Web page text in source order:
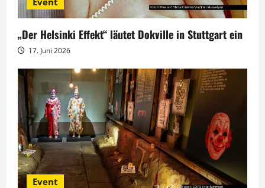
i
g
a
t
i
o
n
„Der Helsinki Effekt“ läutet Dokville in Stuttgart ein
17. Juni 2026
Event